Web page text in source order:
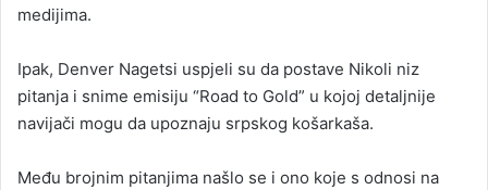
medijima.
Ipak, Denver Nagetsi uspjeli su da postave Nikoli niz
pitanja i snime emisiju “Road to Gold” u kojoj detaljnije
navijači mogu da upoznaju srpskog košarkaša.
Među brojnim pitanjima našlo se i ono koje s odnosi na